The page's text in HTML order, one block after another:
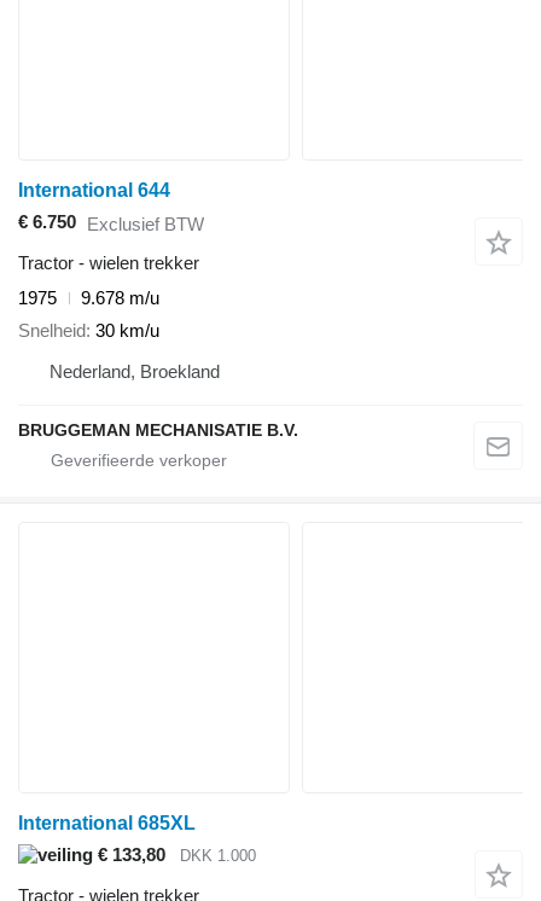
International 644
€ 6.750 Exclusief BTW
Tractor - wielen trekker
1975
9.678 m/u
Snelheid 30 km/u
Nederland, Broekland
BRUGGEMAN MECHANISATIE B.V.
International 685XL
€ 133,80
DKK 1.000
Tractor - wielen trekker